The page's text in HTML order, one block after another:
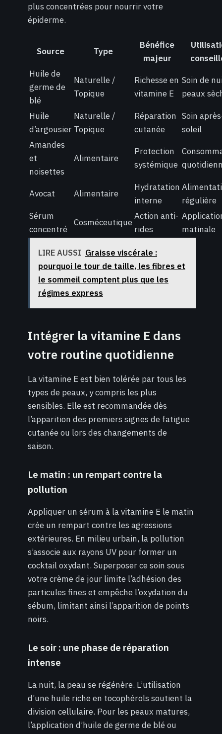
plus concentrées pour nourrir votre
épiderme.
Source Type
Bénéfice
majeur
Huile de
germe de
blé
Naturelle /
Topique
Richesse en
vitamine E
Soin de
peaux
Huile
d’argousier
Naturelle /
Topique
Réparation
cutanée
Soin
soleil
Amandes
et
noisettes
Alimentaire
Protection
systémique
Avocat Alimentaire
Hydratation
interne
régulière
Sérum
concentré
Cosméceutique
Action anti-
rides
matinale
LIRE AUSSI Graisse viscérale :
pourquoi le tour de taille, les fibres et
le sommeil comptent plus que les
régimes express
Intégrer la vitamine E dans
votre routine quotidienne
La vitamine E est bien tolérée par tous les
types de peaux, y compris les plus
sensibles. Elle est recommandée dès
l’apparition des premiers signes de fatigue
cutanée ou lors des changements de
saison.
Le matin : un rempart contre la
pollution
Appliquer un sérum à la vitamine E le matin
crée un rempart contre les agressions
extérieures. En milieu urbain, la pollution
s’associe aux rayons UV pour former un
cocktail oxydant. Superposer ce soin sous
votre crème de jour limite l’adhésion des
particules fines et empêche l’oxydation du
sébum, limitant ainsi l’apparition de points
noirs.
Le soir : une phase de réparation
intense
La nuit, la peau se régénère. L’utilisation
d’une huile riche en tocophérols soutient la
division cellulaire. Pour les peaux matures,
l’application d’huile de germe de blé ou